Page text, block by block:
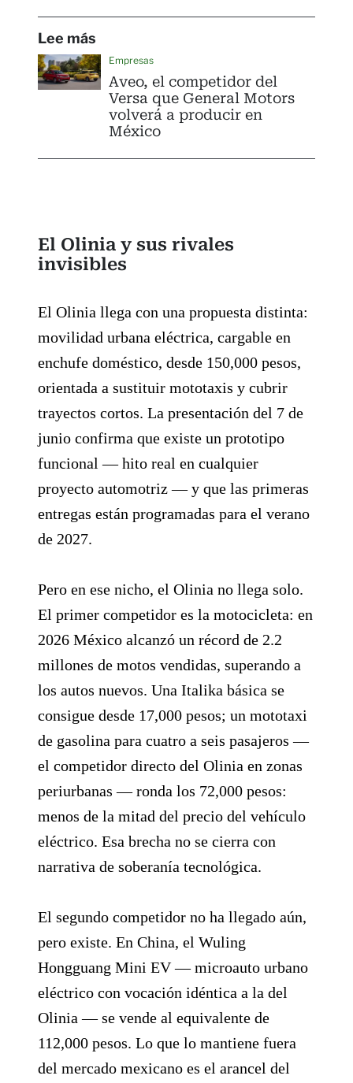
Lee más
Empresas
Aveo, el competidor del
Versa que General Motors
volverá a producir en
México
El Olinia y sus rivales
invisibles
El Olinia llega con una propuesta distinta:
movilidad urbana eléctrica, cargable en
enchufe doméstico, desde 150,000 pesos,
orientada a sustituir mototaxis y cubrir
trayectos cortos. La presentación del 7 de
junio confirma que existe un prototipo
funcional — hito real en cualquier
proyecto automotriz — y que las primeras
entregas están programadas para el verano
de 2027.
Pero en ese nicho, el Olinia no llega solo.
El primer competidor es la motocicleta: en
2026 México alcanzó un récord de 2.2
millones de motos vendidas, superando a
los autos nuevos. Una Italika básica se
consigue desde 17,000 pesos; un mototaxi
de gasolina para cuatro a seis pasajeros —
el competidor directo del Olinia en zonas
periurbanas — ronda los 72,000 pesos:
menos de la mitad del precio del vehículo
eléctrico. Esa brecha no se cierra con
narrativa de soberanía tecnológica.
El segundo competidor no ha llegado aún,
pero existe. En China, el Wuling
Hongguang Mini EV — microauto urbano
eléctrico con vocación idéntica a la del
Olinia — se vende al equivalente de
112,000 pesos. Lo que lo mantiene fuera
del mercado mexicano es el arancel del